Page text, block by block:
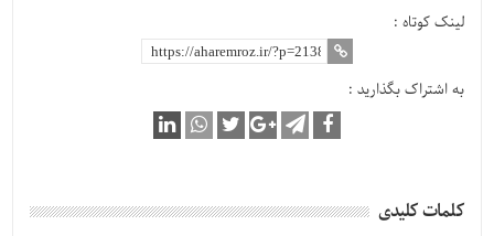
لینک کوتاه :
به اشتراک بگذارید :
کلمات کلیدی